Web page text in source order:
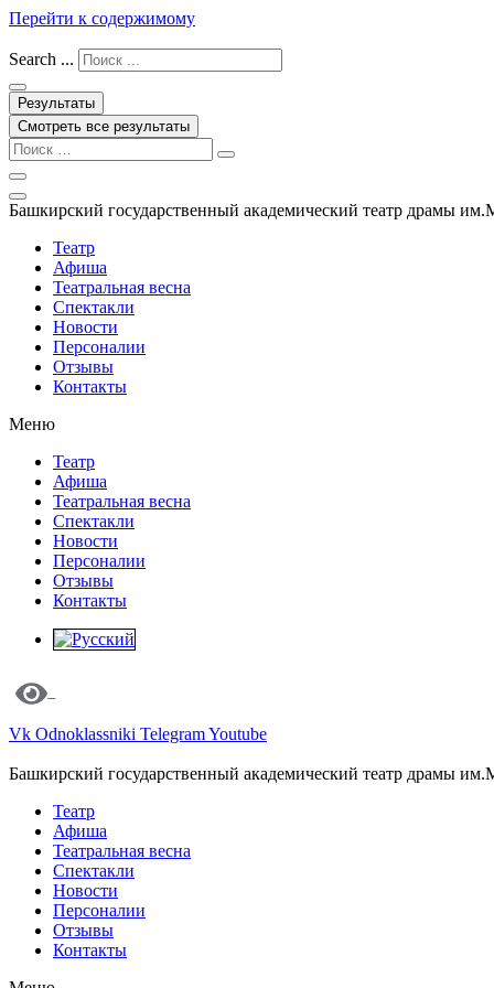
Перейти к содержимому
Search ...
Результаты
Смотреть все результаты
Башкирский государственный академический театр драмы
Театр
Афиша
Театральная весна
Спектакли
Новости
Персоналии
Отзывы
Контакты
Меню
Театр
Афиша
Театральная весна
Спектакли
Новости
Персоналии
Отзывы
Контакты
Vk Odnoklassniki TelegramYoutube
Башкирский государственный академический театр драмы
Театр
Афиша
Театральная весна
Спектакли
Новости
Персоналии
Отзывы
Контакты